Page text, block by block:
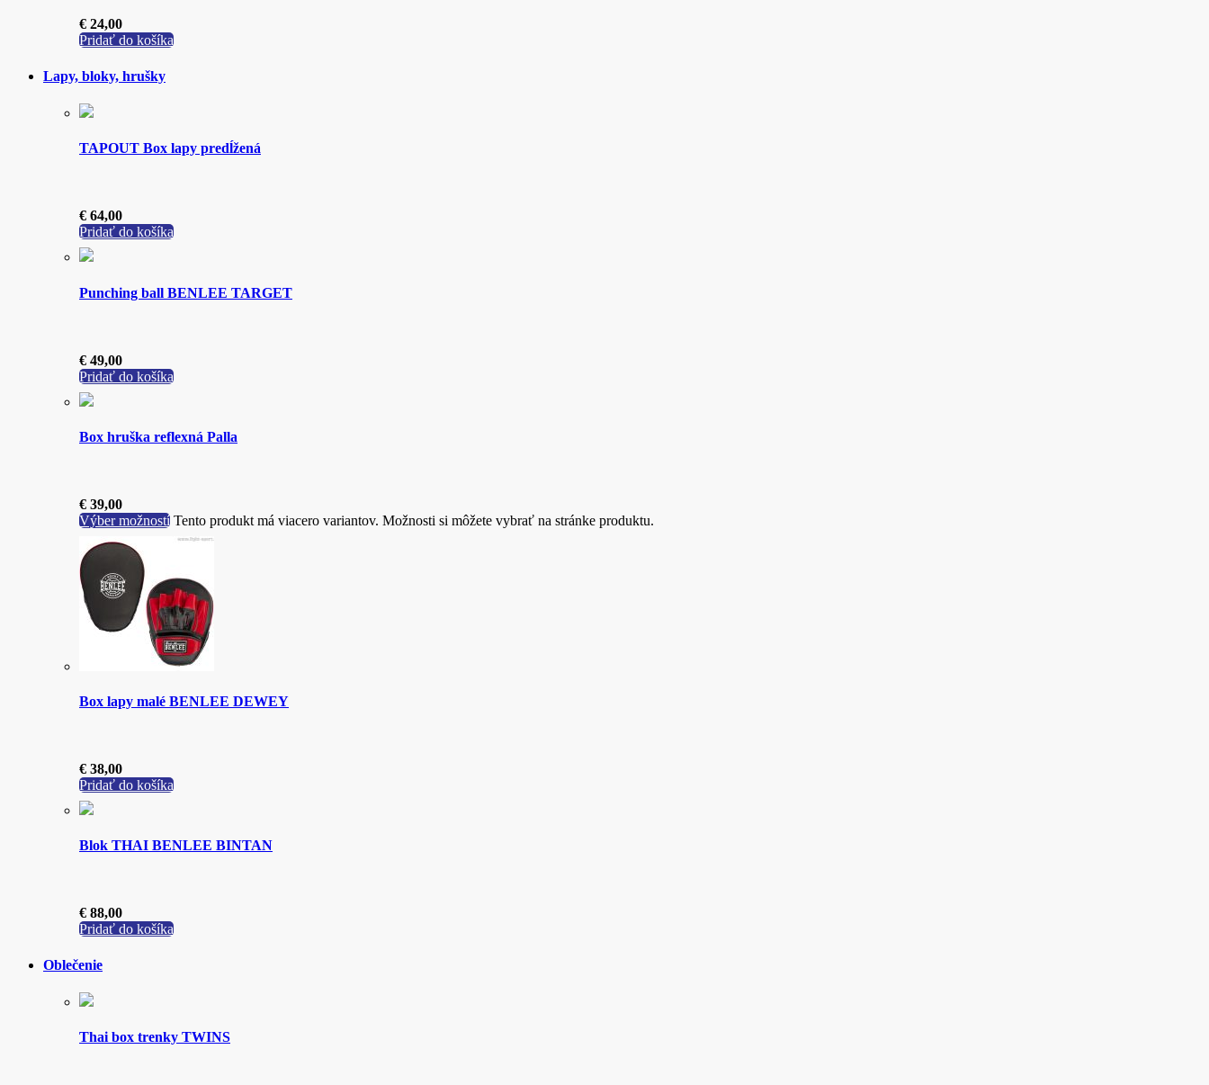
€ 24,00
Pridať do košíka
Lapy, bloky, hrušky
TAPOUT Box lapy predĺžená
€ 64,00
Pridať do košíka
Punching ball BENLEE TARGET
€ 49,00
Pridať do košíka
Box hruška reflexná Palla
€ 39,00
Výber možností Tento produkt má viacero variantov. Možnosti si môžete vybrať na stránke produktu.
Box lapy malé BENLEE DEWEY
€ 38,00
Pridať do košíka
Blok THAI BENLEE BINTAN
€ 88,00
Pridať do košíka
Oblečenie
Thai box trenky TWINS